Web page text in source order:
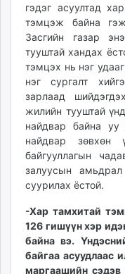
гэдэг асуултад
тэмцэж байна
Засгийн газар
тууштай хандах
тэмцэх нь нэг
нэг сургалт
зарлаад
жилийн тууштай
найдвар байна уу
найдвар зөвхөн
байгууллагын
залуусын
суурилах ёстой.
-Хар тамхитай
126 гишүүн хэр
байна вэ.
байгаа асуудлаас
маргаашийн сэдэв